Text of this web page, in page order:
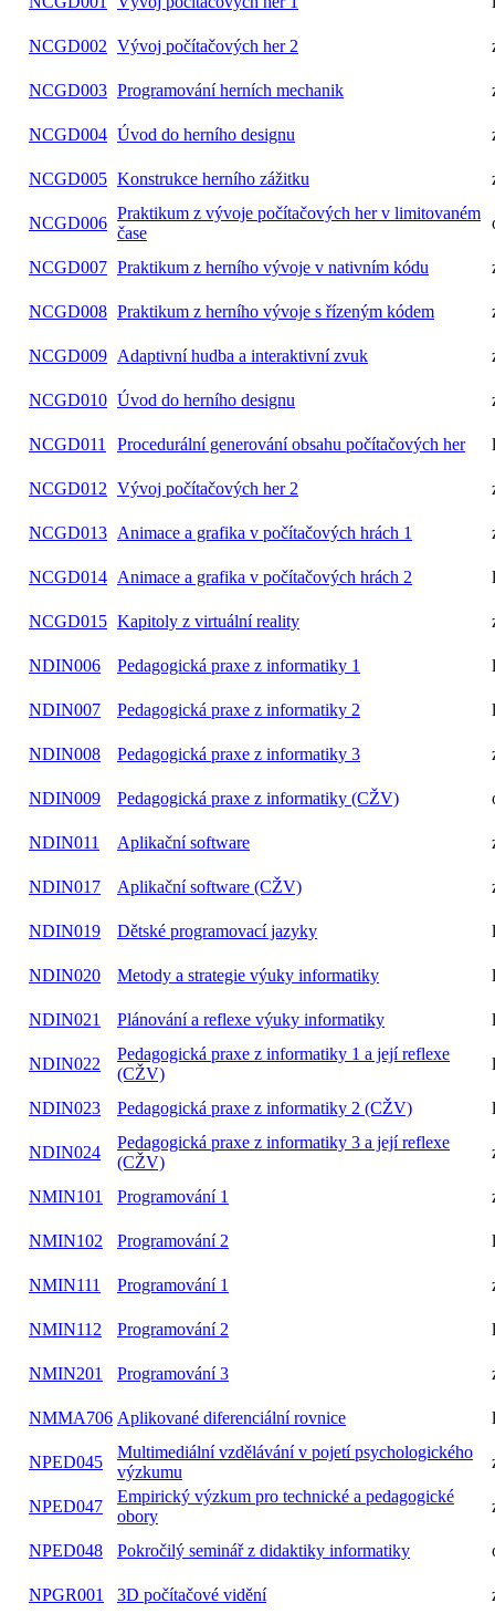
NCGD002 Vývoj počítačových her 2
NCGD003 Programování herních mechanik
NCGD004 Úvod do herního designu
NCGD005 Konstrukce herního zážitku
NCGD006
Praktikum z vývoje počítačových her v limitovaném
čase
NCGD007 Praktikum z herního vývoje v nativním kódu
NCGD008 Praktikum z herního vývoje s řízeným kódem
NCGD009 Adaptivní hudba a interaktivní zvuk
NCGD010 Úvod do herního designu
NCGD011 Procedurální generování obsahu počítačových her
NCGD012 Vývoj počítačových her 2
NCGD013 Animace a grafika v počítačových hrách 1
NCGD014 Animace a grafika v počítačových hrách 2
NCGD015 Kapitoly z virtuální reality
NDIN006 Pedagogická praxe z informatiky 1
NDIN007 Pedagogická praxe z informatiky 2
NDIN008 Pedagogická praxe z informatiky 3
NDIN009 Pedagogická praxe z informatiky (CŽV)
NDIN011 Aplikační software
NDIN017 Aplikační software (CŽV)
NDIN019 Dětské programovací jazyky
NDIN020 Metody a strategie výuky informatiky
NDIN021 Plánování a reflexe výuky informatiky
NDIN022
Pedagogická praxe z informatiky 1 a její reflexe
(CŽV)
NDIN023 Pedagogická praxe z informatiky 2 (CŽV)
NDIN024
Pedagogická praxe z informatiky 3 a její reflexe
(CŽV)
NMIN101 Programování 1
NMIN102 Programování 2
NMIN111 Programování 1
NMIN112 Programování 2
NMIN201 Programování 3
NMMA706 Aplikované diferenciální rovnice
NPED045
Multimediální vzdělávání v pojetí psychologického
výzkumu
NPED047
Empirický výzkum pro technické a pedagogické
obory
NPED048 Pokročilý seminář z didaktiky informatiky
NPGR001 3D počítačové vidění